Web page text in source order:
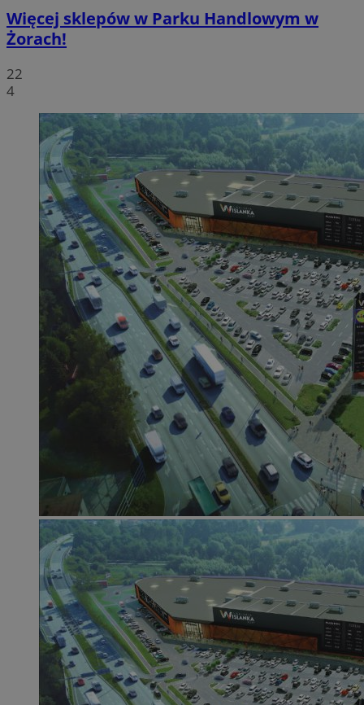
Więcej sklepów w Parku Handlowym w
Żorach!
22
4